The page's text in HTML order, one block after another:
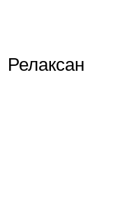
Релаксан